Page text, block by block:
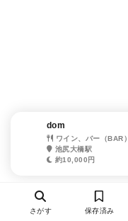
dom
ワイン、バー（BAR）
池尻大橋駅
約10,000円
さがす 保存済み